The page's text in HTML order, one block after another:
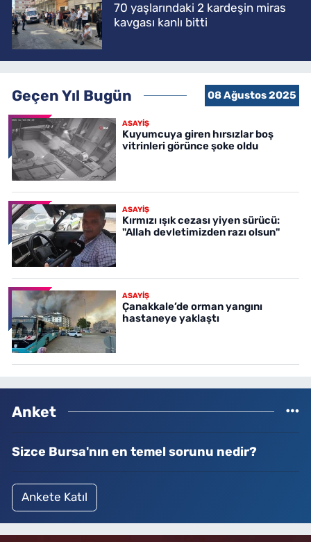
70 yaşlarındaki 2 kardeşin miras
kavgası kanlı bitti
Geçen Yıl Bugün 08 Ağustos 2025
ASAYİŞ
Kuyumcuya giren hırsızlar boş
vitrinleri görünce şoke oldu
ASAYİŞ
Kırmızı ışık cezası yiyen sürücü:
"Allah devletimizden razı olsun"
ASAYİŞ
Çanakkale’de orman yangını
hastaneye yaklaştı
Anket
Sizce Bursa'nın en temel sorunu nedir?
Ankete Katıl